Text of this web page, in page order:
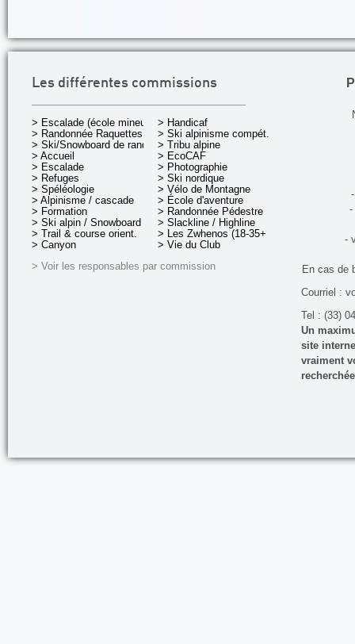
Les différentes commissions
> Escalade (école mineurs)
> Randonnée Raquettes
> Ski/Snowboard de rando.
> Accueil
> Escalade
> Refuges
> Spéléologie
> Alpinisme / cascade
> Formation
> Ski alpin / Snowboard
> Trail & course orient.
> Canyon
> Handicaf
> Ski alpinisme compét.
> Tribu alpine
> EcoCAF
> Photographie
> Ski nordique
> Vélo de Montagne
> École d'aventure
> Randonnée Pédestre
> Slackline / Highline
> Les Zwhenos (18-35+ ans)
> Vie du Club
> Voir les responsables par commission
-
-
En cas de
Courriel :
Tel : (33)
Un
site
vraiment